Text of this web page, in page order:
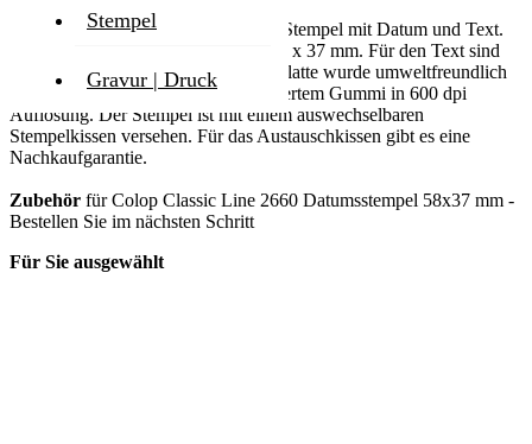
Stempel
Gravur | Druck
Der Colop Classic Line 2660 ist ein Stempel mit Datum und Text.
Die Textplatte hat eine Größe von 58 x 37 mm. Für den Text sind
max. 6 Zeilen vorgesehen. Die Textplatte wurde umweltfreundlich
hergestellt. Sie besteht aus lasergraviertem Gummi in 600 dpi
Auflösung. Der Stempel ist mit einem auswechselbaren
Stempelkissen versehen. Für das Austauschkissen gibt es eine
Nachkaufgarantie.
Zubehör für Colop Classic Line 2660 Datumsstempel 58x37 mm -
Bestellen Sie im nächsten Schritt
Für Sie ausgewählt